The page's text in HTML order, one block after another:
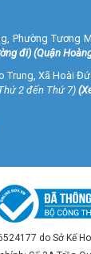
Phường Tương
đi) (Quận
Trung, Xã Hoài
2 đến Thứ 7) (
do Sở Kế